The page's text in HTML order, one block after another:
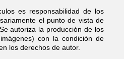
es responsabilidad de los
el punto de vista de
autoriza la producción de los
con la condición de
los derechos de autor.